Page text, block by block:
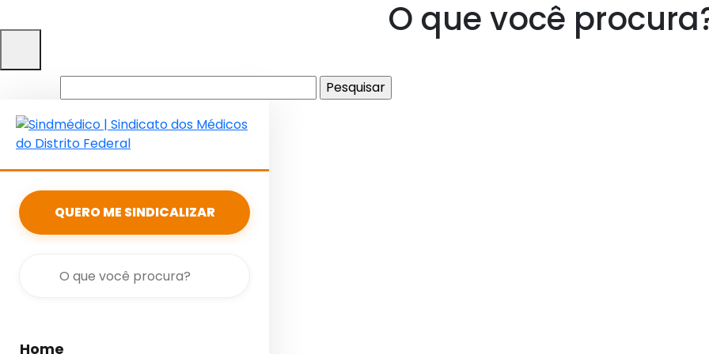
O que você
por:
QUERO ME SINDICALIZAR
Home